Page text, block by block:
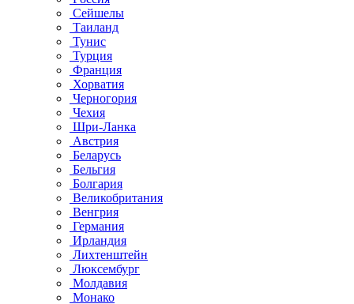
Сейшелы
Таиланд
Тунис
Турция
Франция
Хорватия
Черногория
Чехия
Шри-Ланка
Австрия
Беларусь
Бельгия
Болгария
Великобритания
Венгрия
Германия
Ирландия
Лихтенштейн
Люксембург
Молдавия
Монако